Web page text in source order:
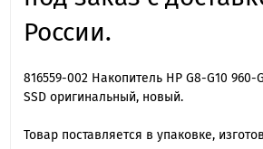
России.
816559-002 Накопитель HP G8-G10 960-
SSD оригинальный, новый.
Товар поставляется в упаковке,